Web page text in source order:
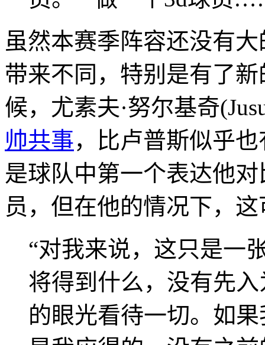
虽然本赛季阵容还没有
带来不同，特别是有了
候，尤素夫·努尔基奇
帅共事，比卢普斯似乎
是球队中第一个表达他
员，但在他的情况下，
“对我来说，这只是一
将得到什么，没有先
的眼光看待一切。如